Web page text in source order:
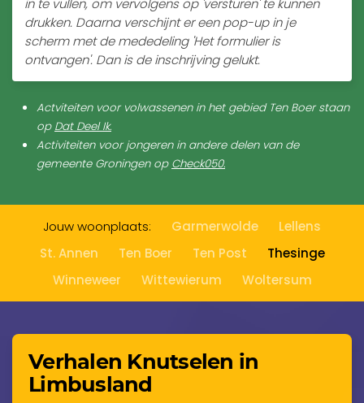
in te vullen, om vervolgens op 'versturen' te kunnen
drukken. Daarna verschijnt er een pop-up in je
scherm met de mededeling 'Het formulier is
ontvangen'. Dan is de inschrijving gelukt.
Actviteiten voor volwassenen in het gebied Ten Boer staan
op Dat Deel Ik.
Activiteiten voor jongeren in andere delen van de
gemeente Groningen op Check050.
Jouw woonplaats: Garmerwolde
Lellens
St. Annen
Ten Boer Ten Post
Thesinge
Winneweer
Wittewierum Woltersum
Verhalen Knutselen in
Limbusland